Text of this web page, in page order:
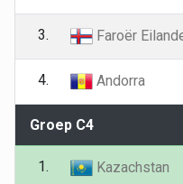
3. Faroër
4. Andorra
Groep C4
1. Kazachstan